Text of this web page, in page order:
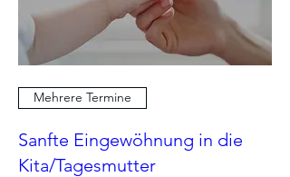
Mehrere Termine
Sanfte Eingewöhnung in die
Kita/Tagesmutter